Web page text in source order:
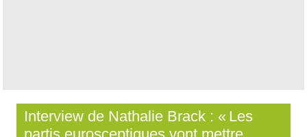
Interview de Nathalie Brack : « Les